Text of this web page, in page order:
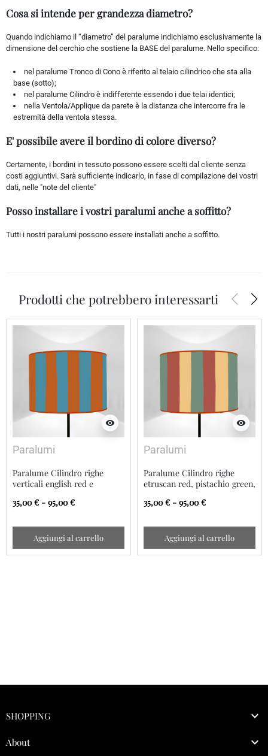
Cosa si intende per grandezza diametro?
Quando indichiamo il “diametro” del paralume indichiamo esclusivamente la
dimensione del cerchio che sostiene la BASE del paralume. Nello specifico:
nel paralume Tronco di Cono è riferito al telaio cilindrico che sta alla
base (sotto);
nel paralume Cilindro è indifferente essendo i due telai identici;
nella Ventola/Applique da parete è la distanza che intercorre fra le
estremità della ventola stessa.
E' possibile avere il bordino di colore diverso?
Certamente, i bordini in tessuto possono essere scelti dal cliente senza
costi aggiuntivi. Sarà sufficiente indicarlo, in fase di compilazione dei vostri
dati, nelle "note del cliente"
Posso installare i vostri paralumi anche a soffitto?
Tutti i nostri paralumi possono essere installati anche a soffitto.
Prodotti che potrebbero interessarti arrow_back_ios arrow_forward_ios
visibility
Paralumi
Paralume Cilindro righe
verticali english red e
35,00 € - 95,00 €
Aggiungi al carrello
visibility
Paralumi
Paralume Cilindro righe
etruscan red, pistachio green,
35,00 € - 95,00 €
Aggiungi al carrello
SHOPPING 
About 